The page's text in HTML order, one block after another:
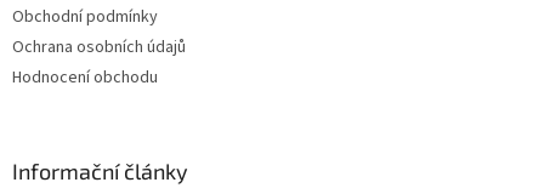
Obchodní podmínky
Ochrana osobních údajů
Hodnocení obchodu
Informační články